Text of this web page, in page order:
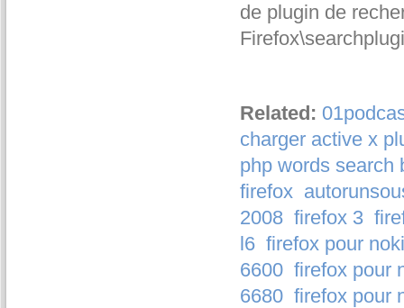
de plugin de
Related:
charger active x
php words search
firefox
2008 firefox 3
l6 firefox pour
6600 firefox pour
6680 firefox pour